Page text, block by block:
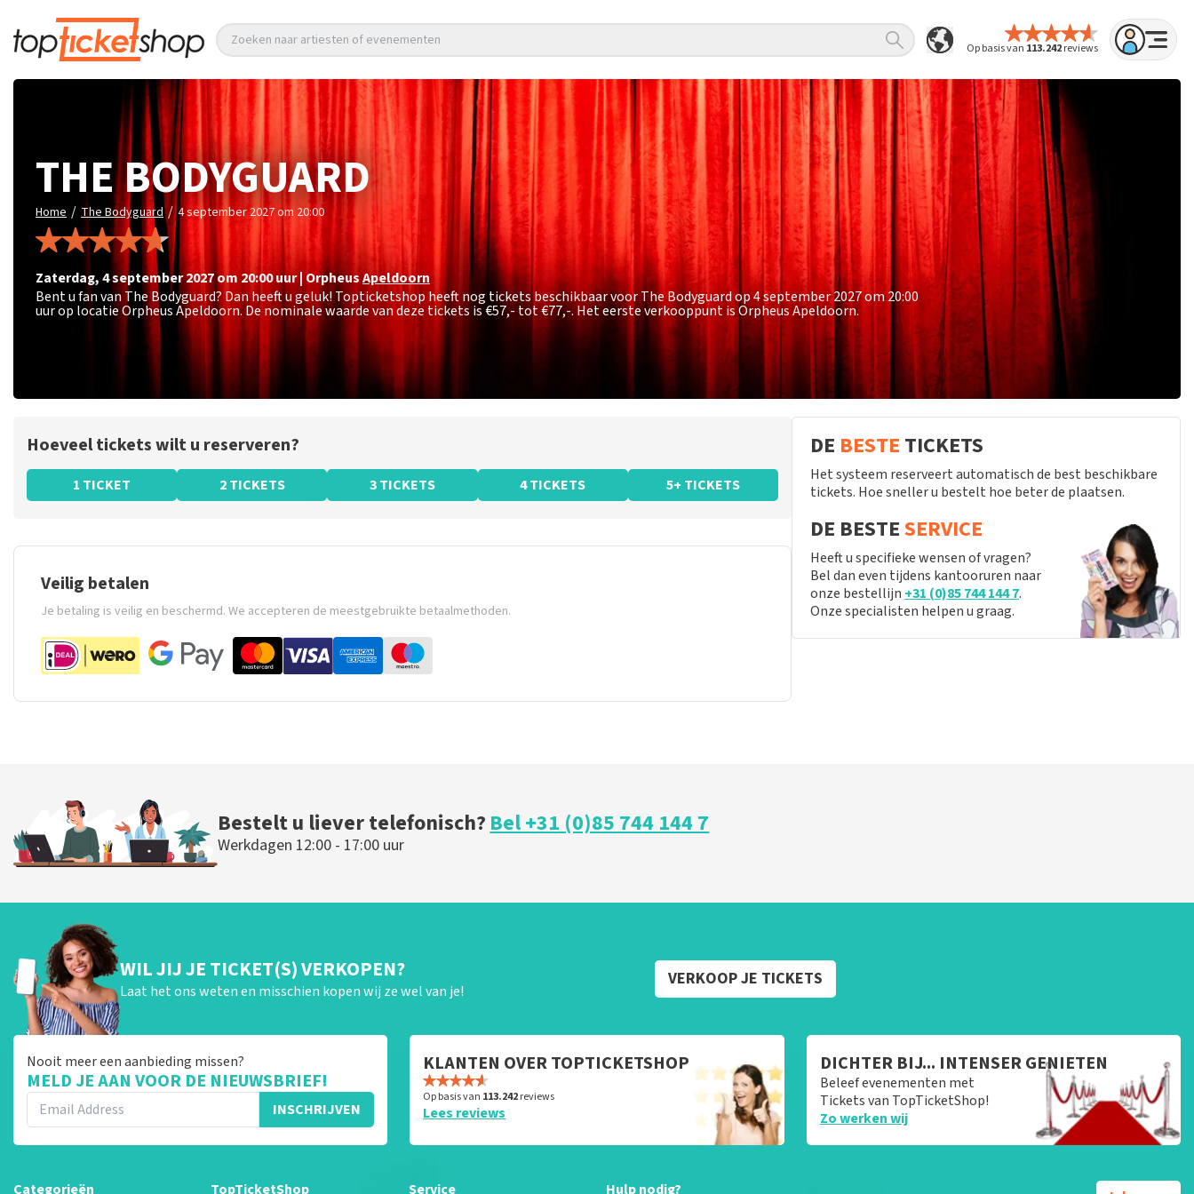
Op basis van 113.242reviews
Zoeken naar artiesten of evenementen
THE BODYGUARD
Home / The Bodyguard / 4 september 2027 om 20:00
zaterdag,4 september 2027 om 20:00uur|OrpheusApeldoorn
Bent u fan van The Bodyguard? Dan heeft u geluk! Topticketshop heeft nog tickets beschikbaar voor The Bodyguard op 4 september 2027 om 20:00
uur op locatie Orpheus Apeldoorn. De nominale waarde van deze tickets is€57,- tot €77,-. Het eerste verkooppunt is Orpheus Apeldoorn.
Hoeveel tickets wilt u reserveren?
1 TICKET 2 TICKETS 3 TICKETS 4 TICKETS 5+ TICKETS
Veilig betalen
Je betaling is veilig en beschermd. We accepteren de meestgebruikte betaalmethoden.
DE BESTE TICKETS
Het systeem reserveert automatisch de best beschikbare
tickets. Hoe sneller u bestelt hoe beter de plaatsen.
DE BESTESERVICE
Heeft u specifieke wensen of vragen?
Bel dan even tijdens kantooruren naar
onze bestellijn +31 (0)85 744 144 7.
Onze specialisten helpen u graag.
Bestelt u liever telefonisch?Bel +31 (0)85 744 144 7
Werkdagen 12:00 - 17:00 uur
WIL JIJ JE TICKET(S) VERKOPEN?
Laat het ons weten en misschien kopen wij ze wel van je!
VERKOOP JE TICKETS
Nooit meer een aanbieding missen?
MELD JE AAN VOOR DE NIEUWSBRIEF!
INSCHRIJVEN
KLANTEN OVER TOPTICKETSHOP
Op basis van 113.242reviews
Lees reviews
DICHTER BIJ... INTENSER GENIETEN
Beleef evenementen met
Tickets van TopTicketShop!
Zo werken wij
Categorieën TopTicketShop Service Hulp nodig?